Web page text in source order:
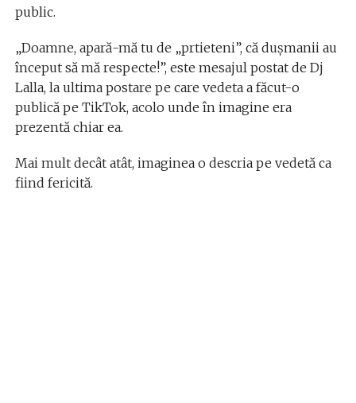
public.
„Doamne, apară-mă tu de „prtieteni”, că dușmanii au
început să mă respecte!”, este mesajul postat de Dj
Lalla, la ultima postare pe care vedeta a făcut-o
publică pe TikTok, acolo unde în imagine era
prezentă chiar ea.
Mai mult decât atât, imaginea o descria pe vedetă ca
fiind fericită.